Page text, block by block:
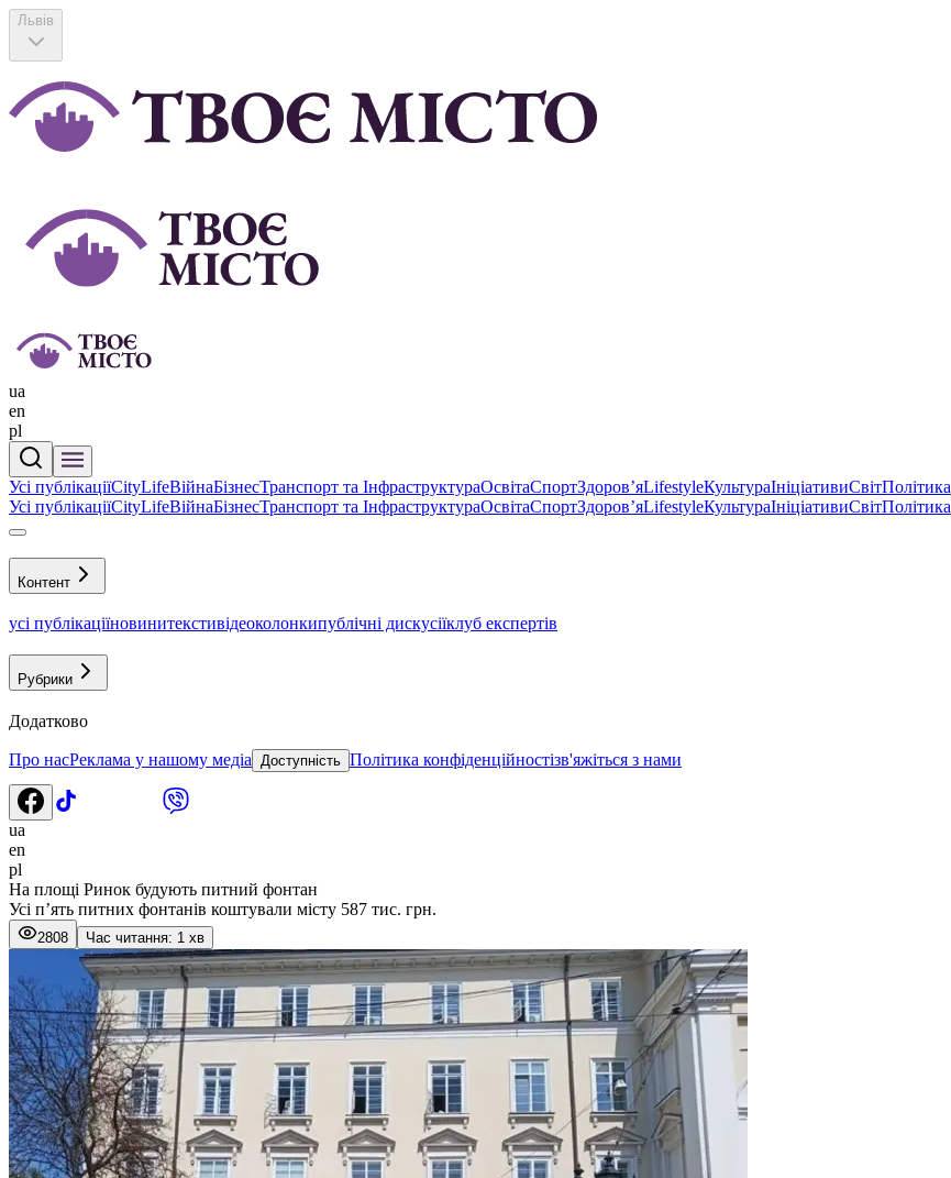
Львів
ua
en
pl
Усі публікаціїCityLifeВійнаБізнесТранспорт та ІнфраструктураОсвітаСпортЗдоровʼяLifestyleКультураІніціативиСвітПолітика
Усі публікаціїCityLifeВійнаБізнесТранспорт та ІнфраструктураОсвітаСпортЗдоровʼяLifestyleКультураІніціативиСвітПолітика
Контент
усі публікаціїновинитекстивідеоколонкипублічні дискусіїклуб експертів
Рубрики
Додатково
Про насРеклама у нашому медіа Доступність Політика конфіденційностізв'яжіться з нами
ua
en
pl
На площі Ринок будують питний фонтан
Усі п’ять питних фонтанів коштували місту 587 тис. грн.
2808 Час читання: 1 хв